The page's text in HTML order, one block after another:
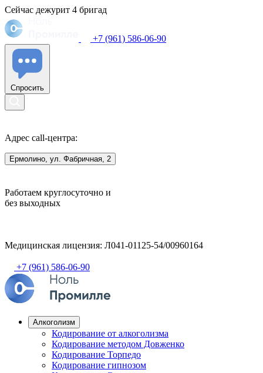
Сейчас дежурит 4 бригад
+7 (961) 586-06-90
Спросить
Адрес call-центра:
Ермолино, ул. Фабричная, 2
Работаем круглосуточно и
без выходных
Медицинская лицензия: Л041-01125-54/00960164
+7 (961) 586-06-90
Алкоголизм
Кодирование от алкоголизма
Кодирование методом Довженко
Кодирование Торпедо
Кодирование гипнозом